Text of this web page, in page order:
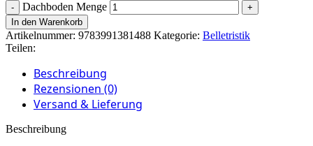
Dachboden Menge
In den Warenkorb
Artikelnummer: 9783991381488 Kategorie: Belletristik
Teilen:
Beschreibung
Rezensionen (0)
Versand & Lieferung
Beschreibung